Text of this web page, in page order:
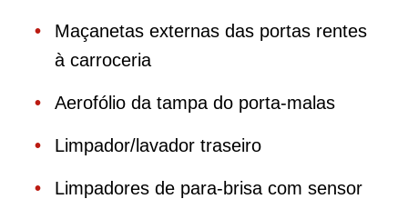
Maçanetas externas das portas rentes
à carroceria
Aerofólio da tampa do porta-malas
Limpador/lavador traseiro
Limpadores de para-brisa com sensor